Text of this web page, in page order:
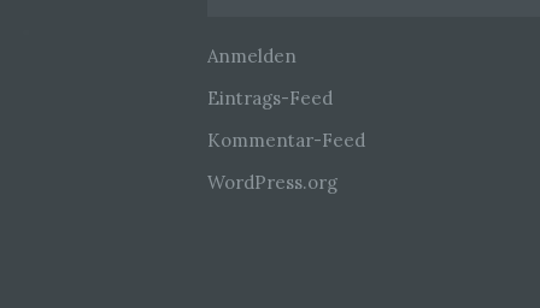
Anmelden
Eintrags-Feed
Kommentar-Feed
WordPress.org